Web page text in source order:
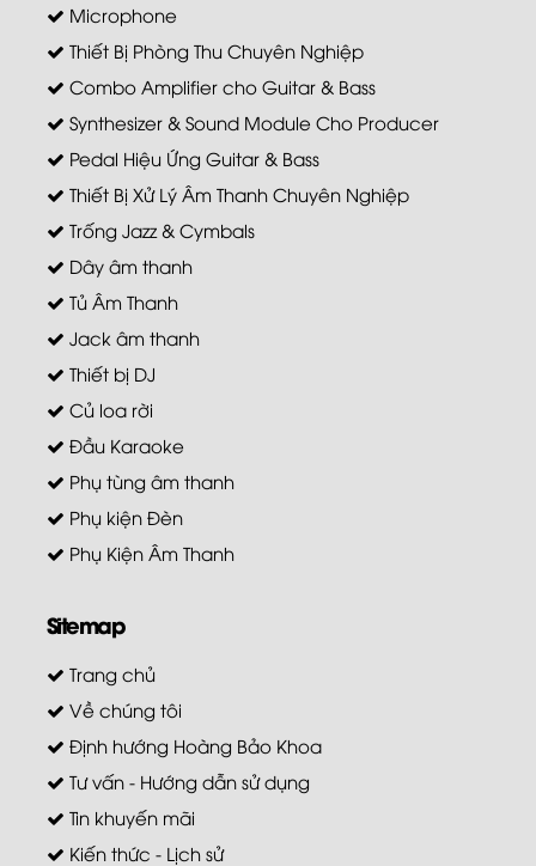
Microphone
Thiết Bị Phòng Thu Chuyên Nghiệp
Combo Amplifier cho Guitar & Bass
Synthesizer & Sound Module Cho Producer
Pedal Hiệu Ứng Guitar & Bass
Thiết Bị Xử Lý Âm Thanh Chuyên Nghiệp
Trống Jazz & Cymbals
Dây âm thanh
Tủ Âm Thanh
Jack âm thanh
Thiết bị DJ
Củ loa rời
Đầu Karaoke
Phụ tùng âm thanh
Phụ kiện Đèn
Phụ Kiện Âm Thanh
Sitemap
Trang chủ
Về chúng tôi
Định hướng Hoàng Bảo Khoa
Tư vấn - Hướng dẫn sử dụng
Tin khuyến mãi
Kiến thức - Lịch sử